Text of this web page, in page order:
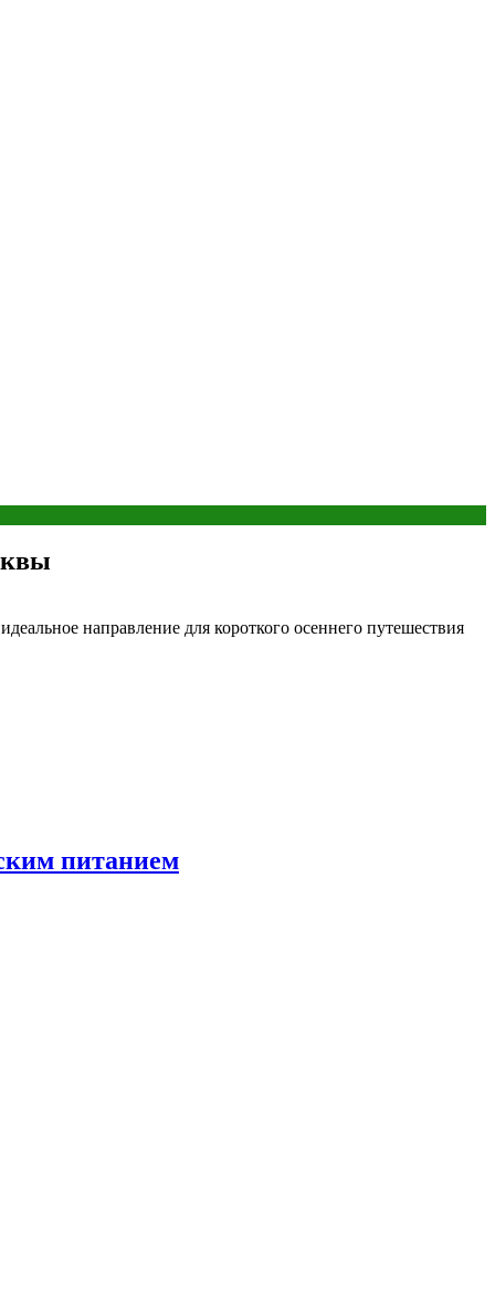
направление для короткого осеннего путешествия
питанием